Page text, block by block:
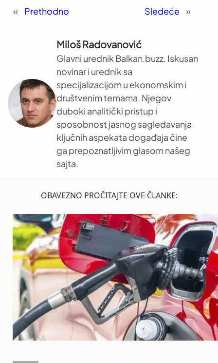
« Prethodno Sledeće »
Miloš Radovanović
Glavni urednik Balkan.buzz. Iskusan
novinar i urednik sa
specijalizacijom u ekonomskim i
društvenim temama. Njegov
duboki analitički pristup i
sposobnost jasnog sagledavanja
ključnih aspekata događaja čine
ga prepoznatljivim glasom našeg
sajta.
OBAVEZNO PROČITAJTE OVE ČLANKE: